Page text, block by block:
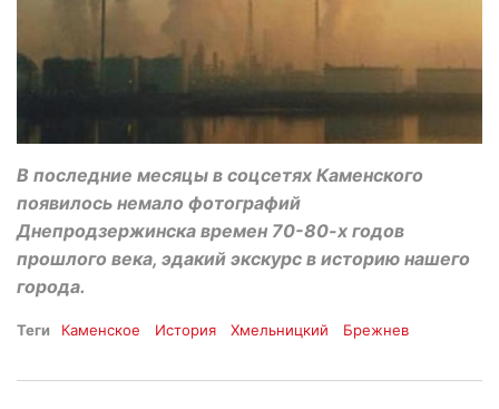
В последние месяцы в соцсетях Каменского
появилось немало фотографий
Днепродзержинска времен 70-80-х годов
прошлого века, эдакий экскурс в историю нашего
города.
Теги Каменское История Хмельницкий Брежнев